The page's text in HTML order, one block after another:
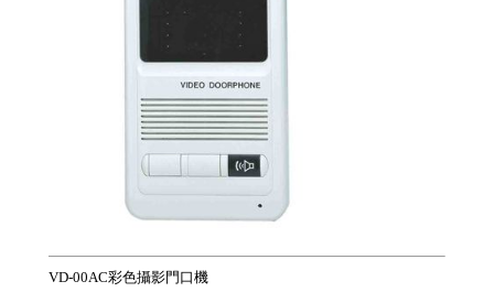
VD-00AC彩色攝影門口機